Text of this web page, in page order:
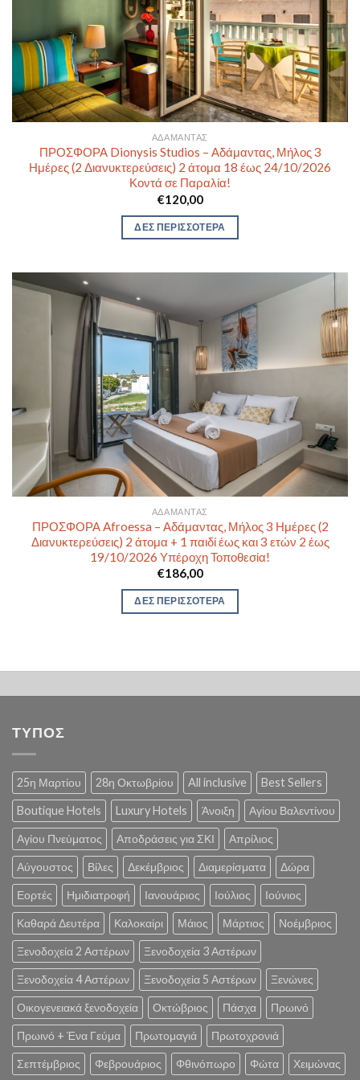
ΑΔΆΜΑΝΤΑΣ
ΠΡΟΣΦΟΡΑ Dionysis Studios – Αδάμαντας, Μήλος 3
Ημέρες (2 Διανυκτερεύσεις) 2 άτομα 18 έως 24/10/2026
Κοντά σε Παραλία!
€120,00
ΔΕΣ ΠΕΡΙΣΣΟΤΕΡΑ
ΑΔΆΜΑΝΤΑΣ
ΠΡΟΣΦΟΡΑ Afroessa – Αδάμαντας, Μήλος 3 Ημέρες (2
Διανυκτερεύσεις) 2 άτομα + 1 παιδί έως και 3 ετών 2 έως
19/10/2026 Υπέροχη Τοποθεσία!
€186,00
ΔΕΣ ΠΕΡΙΣΣΟΤΕΡΑ
ΤΥΠΟΣ
25η Μαρτίου 28η Οκτωβρίου All inclusive Best Sellers
Boutique Hotels Luxury Hotels Άνοιξη Αγίου Βαλεντίνου
Αγίου Πνεύματος Αποδράσεις για ΣΚΙ Απρίλιος
Αύγουστος Βίλες Δεκέμβριος Διαμερίσματα Δώρα
Εορτές Ημιδιατροφή Ιανουάριος Ιούλιος Ιούνιος
Καθαρά Δευτέρα Καλοκαίρι Μάιος Μάρτιος Νοέμβριος
Ξενοδοχεία 2 Αστέρων Ξενοδοχεία 3 Αστέρων
Ξενοδοχεία 4 Αστέρων Ξενοδοχεία 5 Αστέρων Ξενώνες
Οικογενειακά ξενοδοχεία Οκτώβριος Πάσχα Πρωινό
Πρωινό + Ένα Γεύμα Πρωτομαγιά Πρωτοχρονιά
Σεπτέμβριος Φεβρουάριος Φθινόπωρο Φώτα Χειμώνας